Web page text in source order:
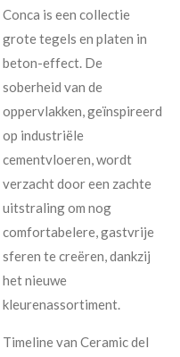
Conca is een collectie
grote tegels en platen in
beton-effect. De
soberheid van de
oppervlakken, geïnspireerd
op industriële
cementvloeren, wordt
verzacht door een zachte
uitstraling om nog
comfortabelere, gastvrije
sferen te creëren, dankzij
het nieuwe
kleurenassortiment.
Timeline van Ceramic del